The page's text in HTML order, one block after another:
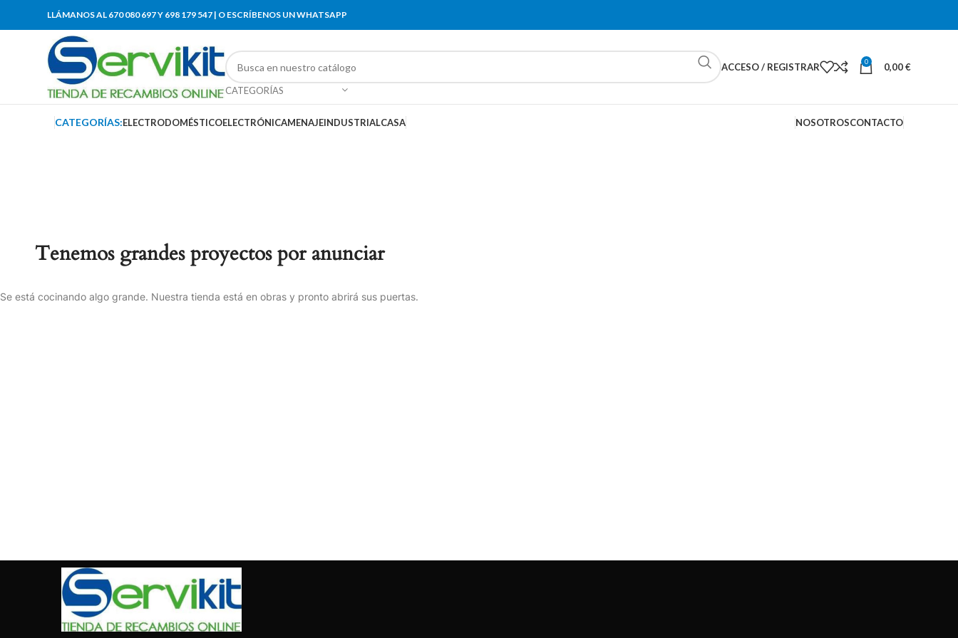
LLÁMANOS AL 670 080 697 Y 698 179 547 | O ESCRÍBENOS UN WHATSAPP
CATEGORÍAS
ACCESO / REGISTRAR 0 0,00€
CATEGORÍAS:ELECTRODOMÉSTICOELECTRÓNICAMENAJEINDUSTRIALCASA NOSOTROSCONTACTO
Tenemos grandes proyectos por anunciar
Se está cocinando algo grande. Nuestra tienda está en obras y pronto abrirá sus puertas.